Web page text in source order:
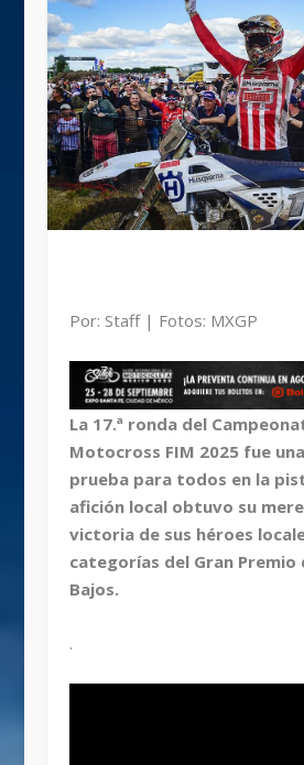
Por: Staff | Fotos: MXGP
La 17.ª ronda del
Motocross FIM 2025 fue
prueba para todos en la
afición local obtuvo su
victoria de sus héroes
categorías del Gran Premio
Bajos.
.